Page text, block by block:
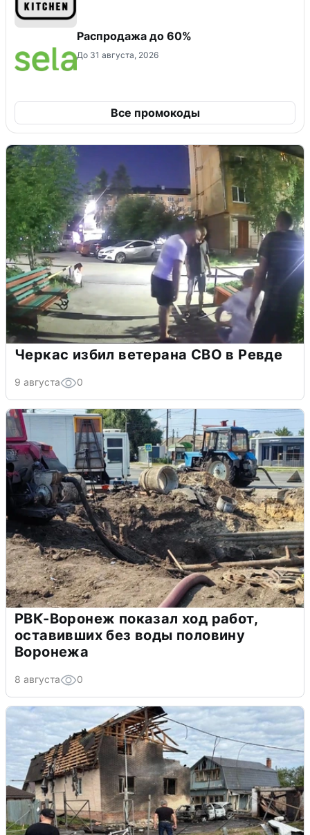
Распродажа до 60%
До 31 августа, 2026
Все промокоды
Черкас избил ветерана СВО в Ревде
9 августа 0
РВК-Воронеж показал ход работ,
оставивших без воды половину
Воронежа
8 августа 0